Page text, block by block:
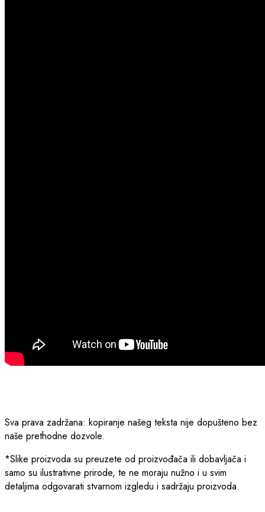
Sva prava zadržana: kopiranje našeg teksta nije dopušteno bez
naše prethodne dozvole.
*Slike proizvoda su preuzete od proizvođača ili dobavljača i
samo su ilustrativne prirode, te ne moraju nužno i u svim
detaljima odgovarati stvarnom izgledu i sadržaju proizvoda.